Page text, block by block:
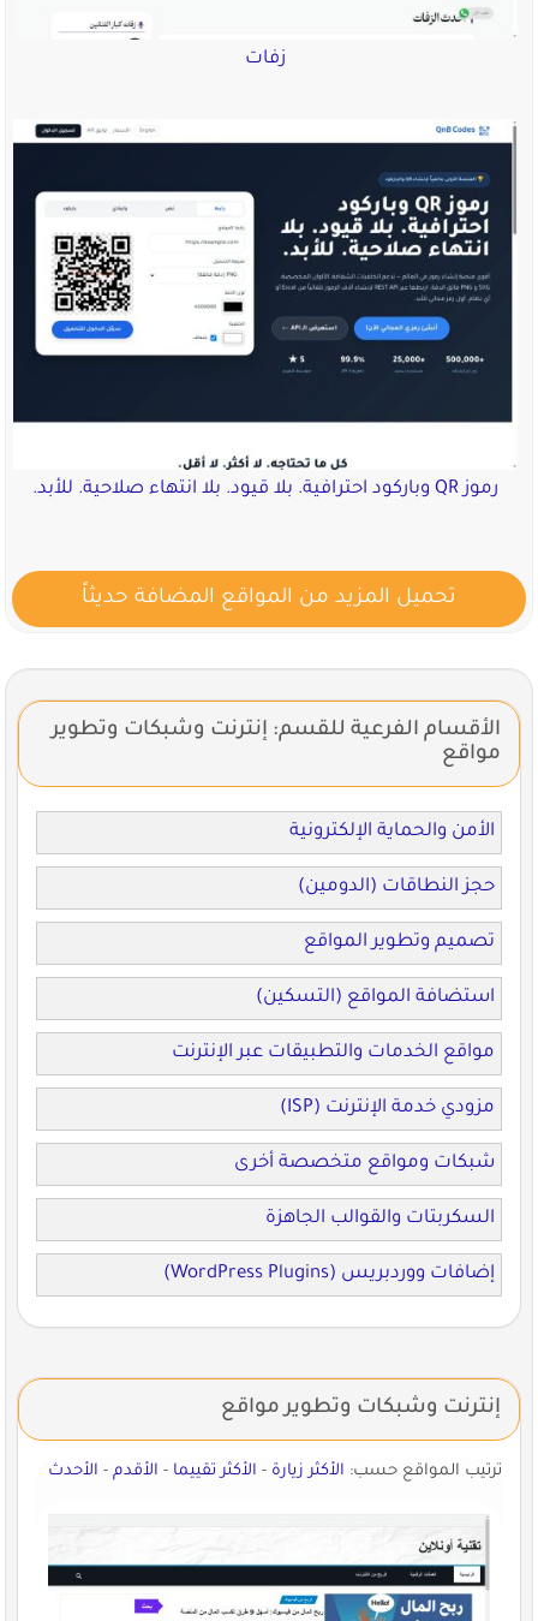
زفات
رموز QR وباركود احترافية. بلا قيود. بلا انتهاء صلاحية. للأبد.
تحميل المزيد من المواقع المضافة حديثاً
الأقسام الفرعية للقسم: إنترنت وشبكات وتطوير
مواقع
الأمن والحماية الإلكترونية
حجز النطاقات (الدومين)
تصميم وتطوير المواقع
استضافة المواقع (التسكين)
مواقع الخدمات والتطبيقات عبر الإنترنت
مزودي خدمة الإنترنت (ISP)
شبكات ومواقع متخصصة أخرى
السكربتات والقوالب الجاهزة
إضافات ووردبريس (WordPress Plugins)
إنترنت وشبكات وتطوير مواقع
ترتيب المواقع حسب: الأكثر زيارة-الأكثر تقييما-الأقدم-الأحدث